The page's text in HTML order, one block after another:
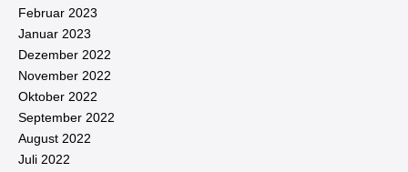
Februar 2023
Januar 2023
Dezember 2022
November 2022
Oktober 2022
September 2022
August 2022
Juli 2022